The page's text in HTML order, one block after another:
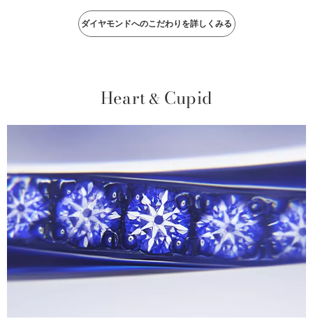
ダイヤモンドへのこだわりを詳しくみる
Heart& Cupid